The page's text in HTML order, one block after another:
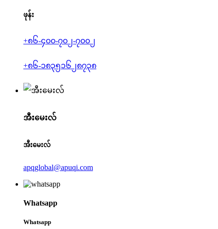
ဖုန်း
+၈၆-၄၀၀-၇၀၂-၇၀၀၂
+၈၆-၁၈၃၅၁၆၂၈၇၃၈
အီးမေးလ်
အီးမေးလ်
apqglobal@apuqi.com
Whatsapp
Whatsapp